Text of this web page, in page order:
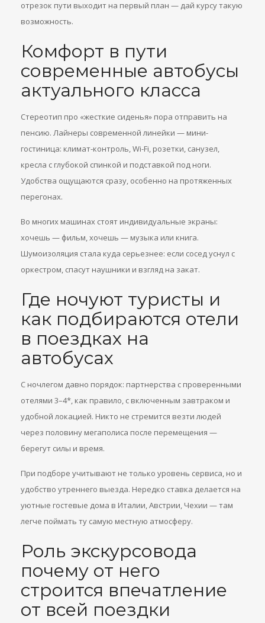
отрезок пути выходит на первый план — дай курсу такую
возможность.
Комфорт в пути
современные автобусы
актуального класса
Стереотип про «жесткие сиденья» пора отправить на
пенсию. Лайнеры современной линейки — мини-
гостиница: климат-контроль, Wi-Fi, розетки, санузел,
кресла с глубокой спинкой и подставкой под ноги.
Удобства ощущаются сразу, особенно на протяженных
перегонах.
Во многих машинах стоят индивидуальные экраны:
хочешь — фильм, хочешь — музыка или книга.
Шумоизоляция стала куда серьезнее: если сосед уснул с
оркестром, спасут наушники и взгляд на закат.
Где ночуют туристы и
как подбираются отели
в поездках на
автобусах
С ночлегом давно порядок: партнерства с проверенными
отелями 3–4*, как правило, с включенным завтраком и
удобной локацией. Никто не стремится везти людей
через половину мегаполиса после перемещения —
берегут силы и время.
При подборе учитывают не только уровень сервиса, но и
удобство утреннего выезда. Нередко ставка делается на
уютные гостевые дома в Италии, Австрии, Чехии — там
легче поймать ту самую местную атмосферу.
Роль экскурсовода
почему от него
строится впечатление
от всей поездки